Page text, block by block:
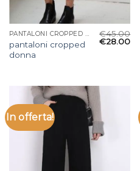
PANTALONI CROPPED DONNA
pantaloni cropped
donna
€45.00
€28.00
In offerta!